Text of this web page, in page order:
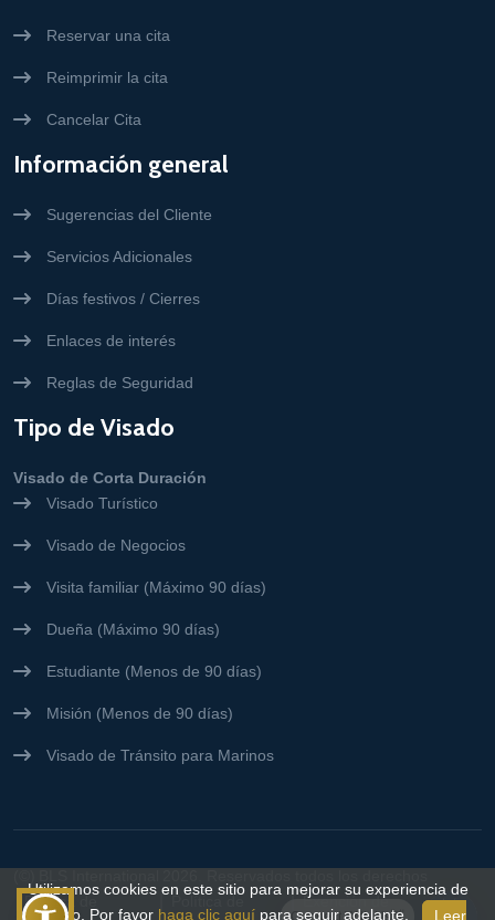
Connect With Us👋
Reservar una cita
Reimprimir la cita
Cancelar Cita
Información general
Sugerencias del Cliente
Servicios Adicionales
Días festivos / Cierres
Enlaces de interés
Reglas de Seguridad
Tipo de Visado
Visado de Corta Duración
Visado Turístico
Visado de Negocios
Visita familiar (Máximo 90 días)
Dueña (Máximo 90 días)
Estudiante (Menos de 90 días)
Misión (Menos de 90 días)
Visado de Tránsito para Marinos
Política de
Exención de
Utilizamos cookies en este sitio para mejorar su experiencia de
usuario. Por favor haga clic aquí para seguir adelante. Leer